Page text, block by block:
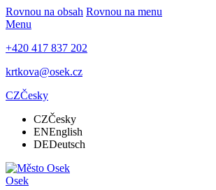
Rovnou na obsah Rovnou na menu
Menu
+420 417 837 202
krtkova@osek.cz
CZČesky
CZČesky
ENEnglish
DEDeutsch
Osek